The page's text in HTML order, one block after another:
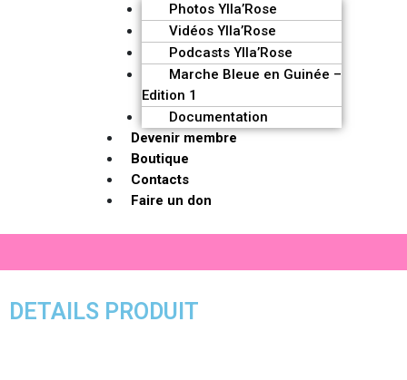
Photos Ylla’Rose
Vidéos Ylla’Rose
Podcasts Ylla’Rose
Marche Bleue en Guinée –
Edition 1
Documentation
Devenir membre
Boutique
Contacts
Faire un don
DETAILS PRODUIT